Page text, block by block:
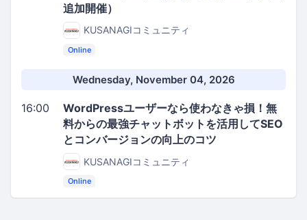
追加開催）
KUSANAGIコミュニティ
Online
Wednesday, November 04, 2026
16:00
WordPressユーザーなら使わなきゃ損！無
料からの最強チャットボットを活用してSEO
とコンバージョンの向上のコツ
KUSANAGIコミュニティ
Online